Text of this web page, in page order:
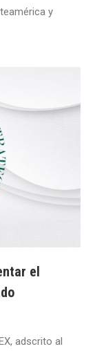
y
el
adscrito al